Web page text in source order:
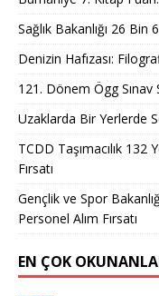
Sağlık Bakanlığı 26
Denizin Hafızası:
121. Dönem Ögg Sınav
Uzaklarda Bir Yerlerde
TCDD Taşımacılık 132
Fırsatı
Gençlik ve Spor
Personel Alım Fırsatı
EN ÇOK